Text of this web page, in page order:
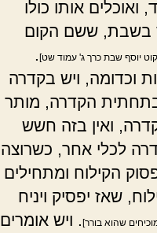
ואוכלים אותו כולו
בשבת, ששם הקום
יוסף שבת כרך ג' עמוד שט]
וכדומה, ויש בקדרה
הקדרה, מותר
ואין בזה חשש
לכלי אחר, כשרוצה
הקילוח ומתחילים
שאז יפסיק ויניח
שהוא בורר]
. ויש אומרים